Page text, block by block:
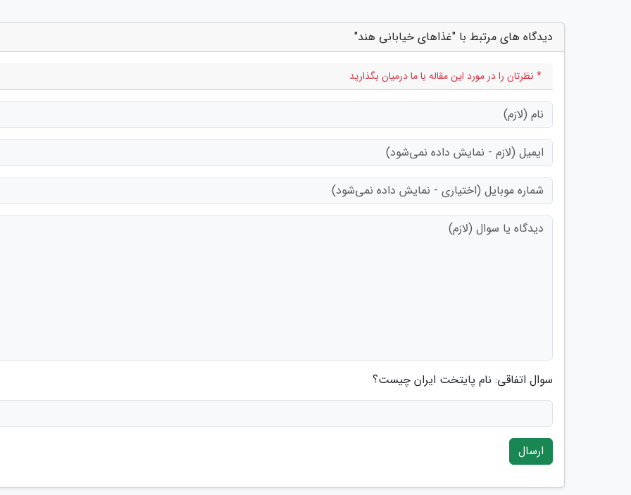
دیدگاه های مرتبط با "غذاهای خیابانی هند"
* نظرتان را در مورد این مقاله با ما درمیان بگذارید
سوال اتفاقی: نام پایتخت ایران چیست؟
ارسال